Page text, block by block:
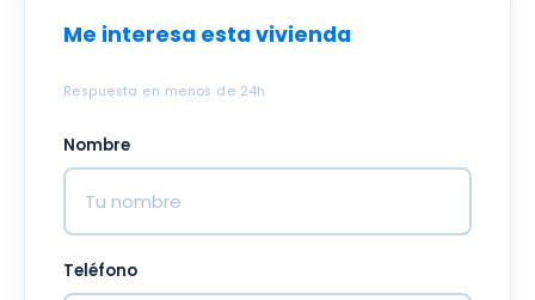
Me interesa esta vivienda
Respuesta en menos de 24h
Nombre
Teléfono